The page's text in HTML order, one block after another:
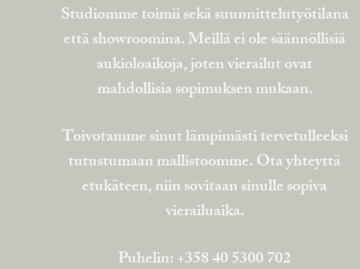
Studiomme toimii sekä suunnittelutyötilana
että showroomina. Meillä ei ole säännöllisiä
aukioloaikoja, joten vierailut ovat
mahdollisia sopimuksen mukaan.
Toivotamme sinut lämpimästi tervetulleeksi
tutustumaan mallistoomme. Ota yhteyttä
etukäteen, niin sovitaan sinulle sopiva
vierailuaika.
Puhelin: +358 40 5300 702